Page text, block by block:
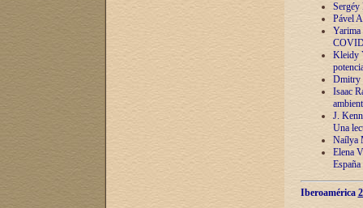
Sergéy
Pável
Yarima
Kleidy
Dmitry
Isaac
J.
Una
Naílya
Elena
España
Iberoamérica